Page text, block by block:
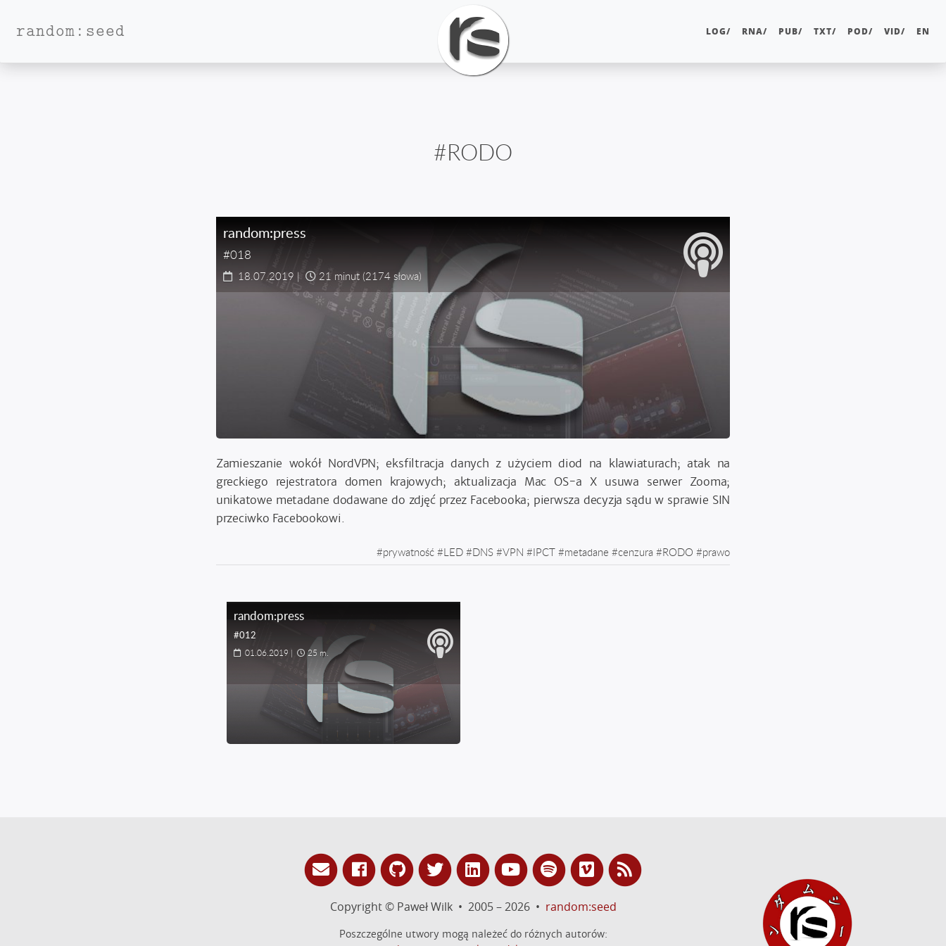
random:seed LOG/ RNA/ PUB/ TXT/ POD/ VID/ EN
#RODO
random:press
#018
18.07.2019 | 21 minut (2174 słowa)
Zamieszanie wokół NordVPN; eksfiltracja danych z użyciem diod na klawiaturach; atak na
greckiego rejestratora domen krajowych; aktualizacja Mac OS-a X usuwa serwer Zooma;
unikatowe metadane dodawane do zdjęć przez Facebooka; pierwsza decyzja sądu w sprawie SIN
przeciwko Facebookowi.
#prywatność #LED #DNS #VPN #IPCT #metadane #cenzura #RODO #prawo
random:press
#012
01.06.2019 | 25 m.
Copyright © Paweł Wilk • 2005 – 2026 • random:seed
Poszczególne utwory mogą należeć do różnych autorów: